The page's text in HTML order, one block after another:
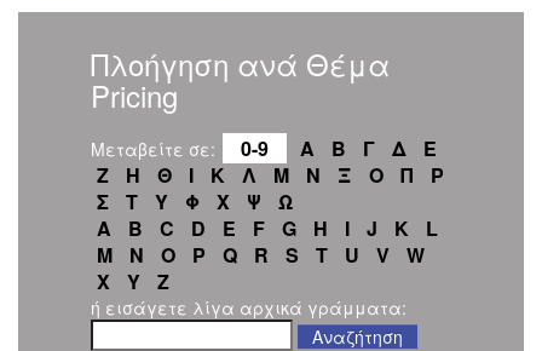
Πλοήγηση ανά Θέμα
Pricing
Μεταβείτε σε: 0-9 Α Β Γ Δ
Ε
Ζ
Η Θ Ι Κ Λ Μ Ν Ξ Ο Π
Ρ
Σ
Τ Υ Φ Χ Ψ
Ω
A
B C D E F G H I J K
L
M
N O P Q R S T U V
W
X
Y Z
ή εισάγετε λίγα αρχικά γράμματα: